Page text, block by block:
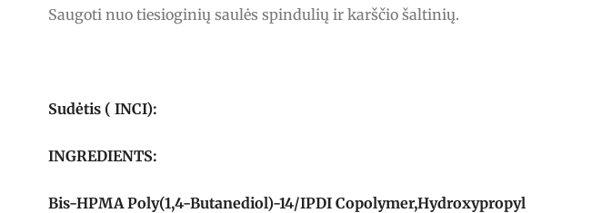
Saugoti nuo tiesioginių saulės spindulių ir karščio šaltinių.
Sudėtis ( INCI):
INGREDIENTS:
Bis-HPMA Poly(1,4-Butanediol)-14/IPDI Copolymer,Hydroxypropyl